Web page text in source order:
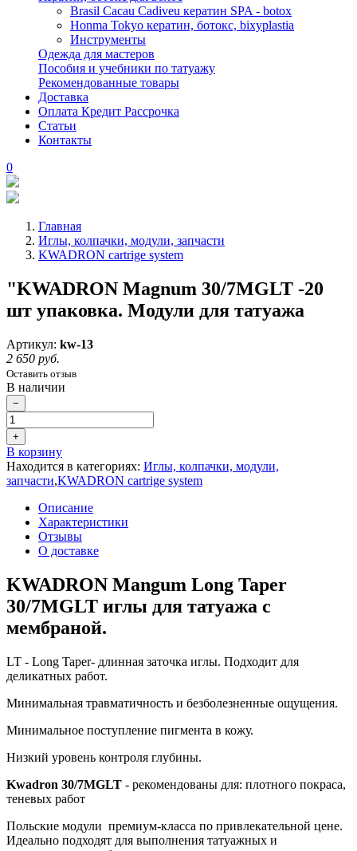
Brasil Cacau Cadiveu кератин SPA - botox
Honma Tokyo кератин, ботокс, bixyplastia
Инструменты
Одежда для мастеров
Пособия и учебники по татуажу
Рекомендованные товары
Доставка
Оплата Кредит Рассрочка
Статьи
Контакты
0
Главная
Иглы, колпачки, модули, запчасти
KWADRON cartrige system
"KWADRON Magnum 30/7MGLT -20
шт упаковка. Модули для татуажа
Артикул: kw-13
2 650 руб.
Оставить отзыв
В наличии
−
+
В корзину
Находится в категориях: Иглы, колпачки, модули,
запчасти,KWADRON cartrige system
Описание
Характеристики
Отзывы
О доставке
KWADRON Mangum Long Taper
30/7MGLT иглы для татуажа с
мембраной.
LT - Long Taper- длинная заточка иглы. Подходит для
деликатных работ.
Минимальная травматичность и безболезненные ощущения.
Минимальное поступление пигмента в кожу.
Низкий уровень контроля глубины.
Kwadron 30/7MGLT - рекомендованы для: плотного покраса,
теневых работ
Польские модули премиум-класса по привлекательной цене.
Идеально подходят для выполнения татуажных и